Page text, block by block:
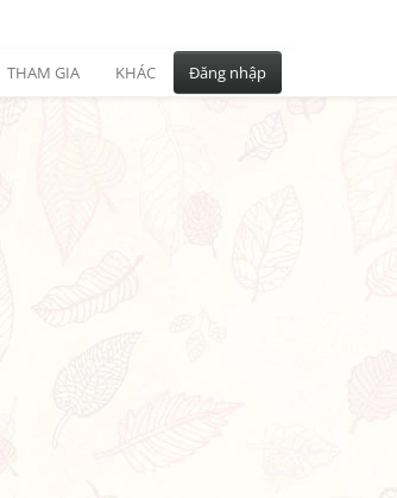
THAM GIA KHÁC Đăng nhập